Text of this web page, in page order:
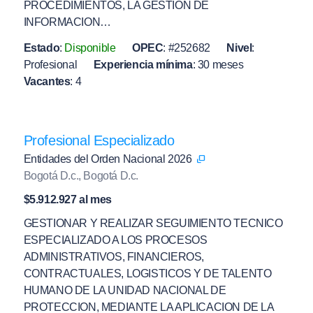
PROCEDIMIENTOS, LA GESTION DE
INFORMACION…
Estado: Disponible OPEC: #252682 Nivel :
Profesional
Experiencia mínima: 30 meses
Vacantes: 4
Profesional Especializado
Entidades del Orden Nacional 2026
Bogotá D.c., Bogotá D.c.
$5.912.927 al mes
GESTIONAR Y REALIZAR SEGUIMIENTO TECNICO
ESPECIALIZADO A LOS PROCESOS
ADMINISTRATIVOS, FINANCIEROS,
CONTRACTUALES, LOGISTICOS Y DE TALENTO
HUMANO DE LA UNIDAD NACIONAL DE
PROTECCION, MEDIANTE LA APLICACION DE LA